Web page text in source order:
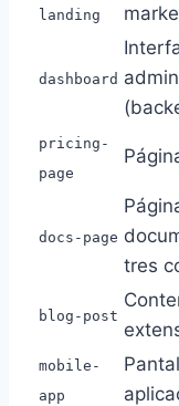
landing
dashboard
pricing-
page
docs-page
tres
blog-post
mobile-
app